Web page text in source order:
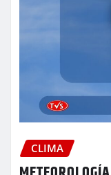
CLIMA